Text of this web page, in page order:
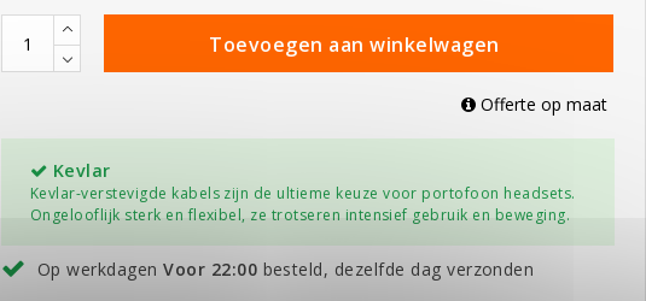
Toevoegen aan winkelwagen
Offerte op maat
Kevlar
Kevlar-verstevigde kabels zijn de ultieme keuze voor portofoon headsets.
Ongelooflijk sterk en flexibel, ze trotseren intensief gebruik en beweging.
Op werkdagenVoor 22:00 besteld, dezelfde dag verzonden